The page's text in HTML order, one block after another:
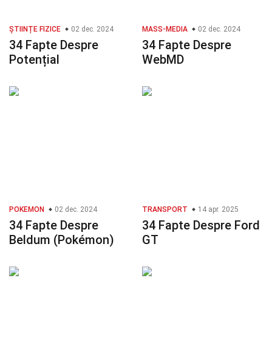
ȘTIINȚE FIZICE 02 dec. 2024
34 Fapte Despre
Potențial
MASS-MEDIA 02 dec. 2024
34 Fapte Despre
WebMD
POKEMON 02 dec. 2024
34 Fapte Despre
Beldum (Pokémon)
TRANSPORT 14 apr. 2025
34 Fapte Despre Ford
GT